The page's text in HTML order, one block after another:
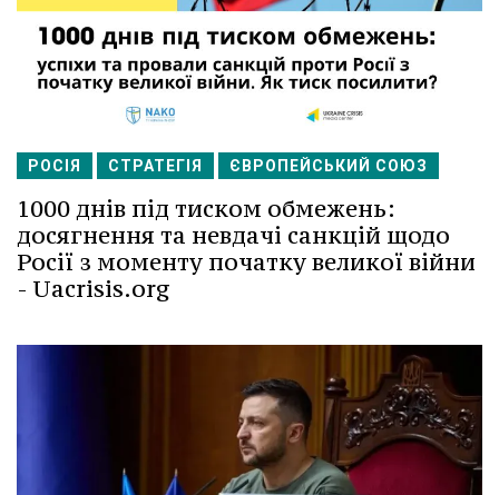
РОСІЯ СТРАТЕГІЯ ЄВРОПЕЙСЬКИЙ СОЮЗ
1000 днів під тиском обмежень:
досягнення та невдачі санкцій щодо
Росії з моменту початку великої війни
- Uacrisis.org